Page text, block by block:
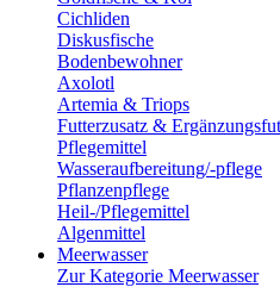
Cichliden
Diskusfische
Bodenbewohner
Axolotl
Artemia & Triops
Futterzusatz &
Pflegemittel
Wasseraufbereitung/-pflege
Pflanzenpflege
Heil-/Pflegemittel
Algenmittel
Meerwasser
Zur Kategorie Meerwasser